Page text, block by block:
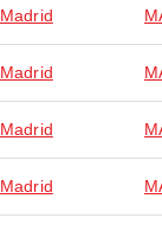
Madrid
Madrid
Madrid
Madrid